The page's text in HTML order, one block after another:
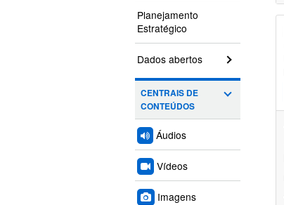
Planejamento
Estratégico
Dados abertos
CENTRAIS DE
CONTEÚDOS
Áudios
Vídeos
Imagens